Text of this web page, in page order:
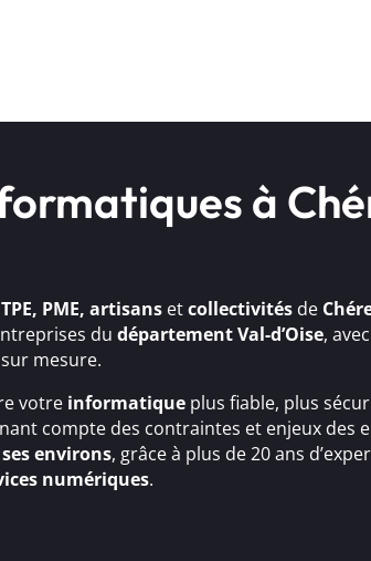
à
TPE, PME, artisans etcollectivités de
dudépartement Val-d’Oise,
sur mesure.
votre informatique plus fiable, plus
compte des contraintes et enjeux des
environs, grâce à plus de 20 ans
numériques.